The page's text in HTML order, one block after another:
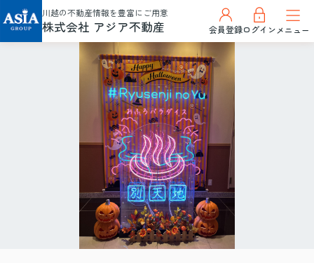
川越の不動産情報を豊富にご用意
株式会社 アジア不動産 会員登録ログインメニュー